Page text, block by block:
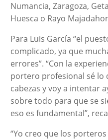
Numancia, Zaragoza,
Huesca o Rayo
Para Luis García “el
complicado, ya que
errores”. “Con la
portero profesional sé lo
cabezas y voy a intentar
sobre todo para que se
eso es fundamental”,
“Yo creo que los